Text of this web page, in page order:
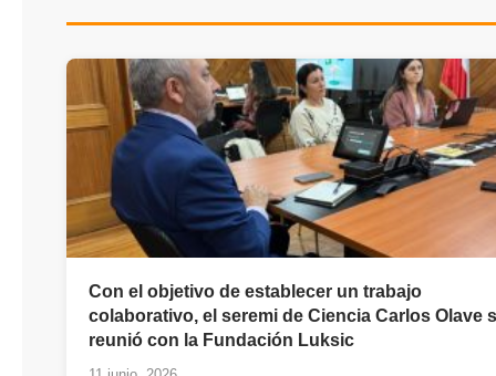
Con el objetivo de establecer un trabajo
colaborativo, el seremi de Ciencia Carlos Olave
reunió con la Fundación Luksic